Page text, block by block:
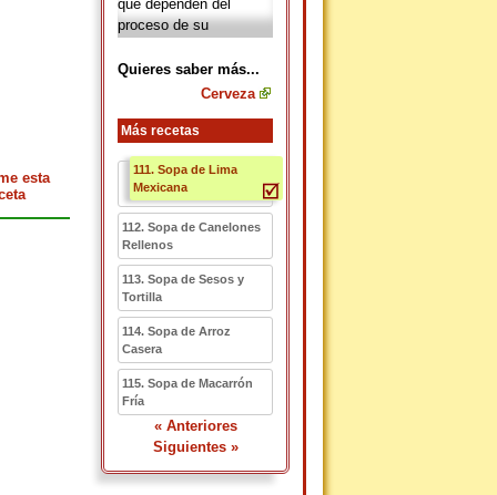
que dependen del
proceso de su
es ligeramente amargo.
Quieres saber más...
Cerveza
Más recetas
111. Sopa de Lima
Mexicana
112. Sopa de Canelones
Rellenos
113. Sopa de Sesos y
Tortilla
114. Sopa de Arroz
Casera
115. Sopa de Macarrón
Fría
« Anteriores
Siguientes »
esta